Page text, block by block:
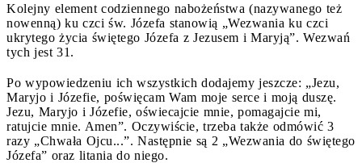
Kolejny element codziennego nabożeństwa (nazywanego też
nowenną) ku czci św. Józefa stanowią „Wezwania ku czci
ukrytego życia świętego Józefa z Jezusem i Maryją”. Wezwań
tych jest 31.
Po wypowiedzeniu ich wszystkich dodajemy jeszcze: „Jezu,
Maryjo i Józefie, poświęcam Wam moje serce i moją duszę.
Jezu, Maryjo i Józefie, oświecajcie mnie, pomagajcie mi,
ratujcie mnie. Amen”. Oczywiście, trzeba także odmówić 3
razy „Chwała Ojcu...”. Następnie są 2 „Wezwania do świętego
Józefa” oraz litania do niego.